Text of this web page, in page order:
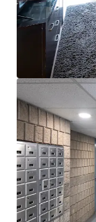
Head House
528 S 2nd St,
Habitation /